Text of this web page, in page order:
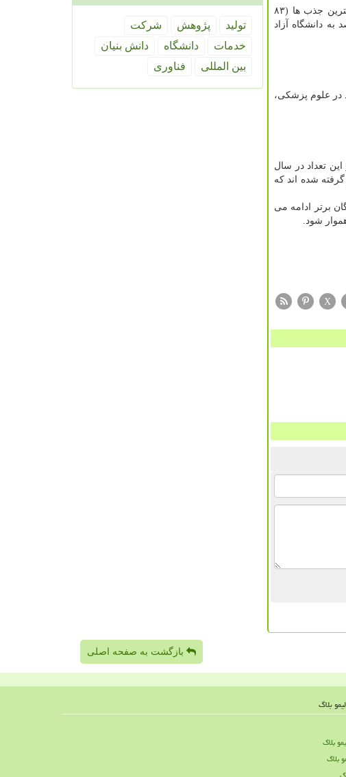
قائم مقام بنیاد ملی نخبگان اضافه کرد: از لحاظ جنسیتی، ۷۳ درصد جذب شدگان مرد و ۲۷ درصد زن هستند. همچنین، بیشترین جذب ها (۸۳
علوم، تحقیقات و فناوری بوده و ۱۱ درصد به وزارت بهداشت، درمان و آموزش پزشکی و ۶ درصد به دانشگاه آزاد
۴۹ درصد جذب شدگان در رشته های فنی و مهندسی، ۲۱ درصد در علوم پایه، ۹ درصد در علوم پزشکی،
بررسی شده است که از این تعداد در سال
نفر در وزارت بهداشت به کار گرفته شده اند که
برتر ادامه می
شود.
X
تولید پژوهش
شركت
خدمات
دانشگاه
دانش بنیان
بین المللی
فناوری
بازگشت به صفحه اصلی
بلاگ
بلاگ
بلاگ